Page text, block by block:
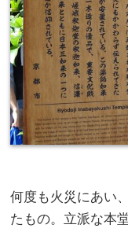
何度も火災にあい
たもの。立派な本